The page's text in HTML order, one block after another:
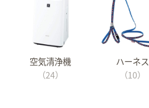
空気清浄機
（24）
ハーネス
（10）